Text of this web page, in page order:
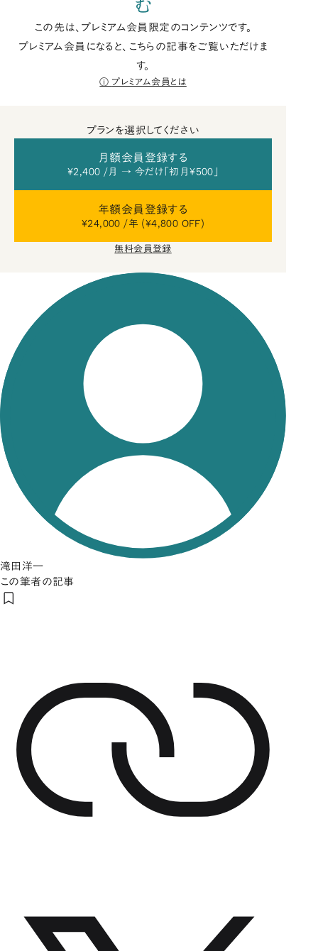
む
この先は、プレミアム会員限定のコンテンツです。
プレミアム会員になると、こちらの記事をご覧いただけま
す。
プレミアム会員とは
プランを選択してください
月額会員登録する
¥2,400 /月 → 今だけ「初月¥500」
年額会員登録する
¥24,000 /年 (¥4,800 OFF)
無料会員登録
滝田洋一
この筆者の記事